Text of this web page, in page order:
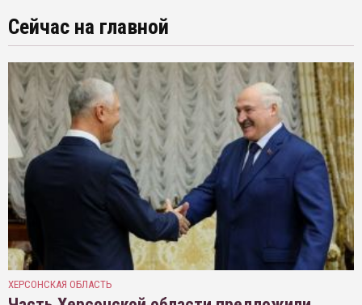
Сейчас на главной
ХЕРСОНСКАЯ ОБЛАСТЬ